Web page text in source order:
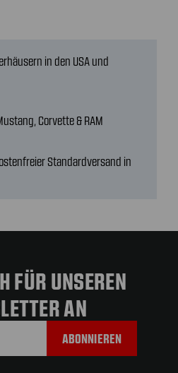
in den USA und
Corvette & RAM
Standardversand in
FÜR UNSEREN
AN